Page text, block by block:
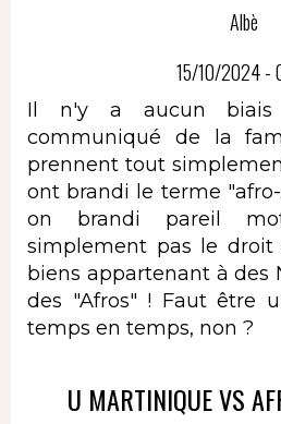
Albè
15/10/2024 -
Il n'y a aucun biais
communiqué de la
prennent tout
ont brandi le terme
on brandi pareil
simplement pas le droit
biens appartenant à des
des "Afros" ! Faut être
temps en temps, non ?
U MARTINIQUE VS